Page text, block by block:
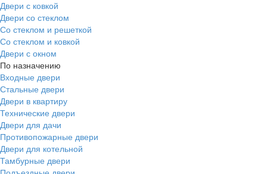
Двери с ковкой
Двери со стеклом
Со стеклом и решеткой
Со стеклом и ковкой
Двери с окном
По назначению
Входные двери
Стальные двери
Двери в квартиру
Технические двери
Двери для дачи
Противопожарные двери
Двери для котельной
Тамбурные двери